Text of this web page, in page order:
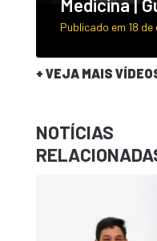
Medicina |
Publicado em 18
+ VEJA MAIS
NOTÍCIAS